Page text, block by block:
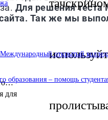
открытый
образования – помощь
Для решения теста
Так же мы
для